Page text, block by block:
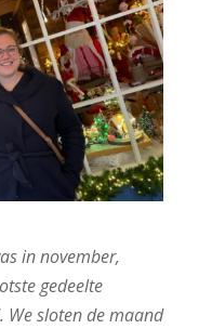
in november,
gedeelte
We sloten de maand